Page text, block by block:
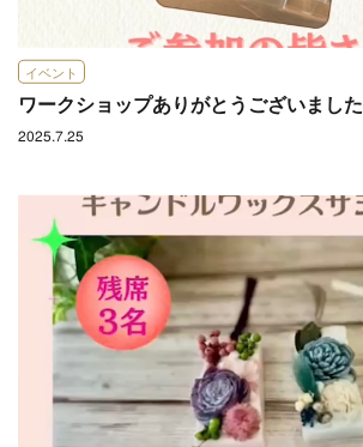
イベント
ワークショップありがとうございました
2025.7.25